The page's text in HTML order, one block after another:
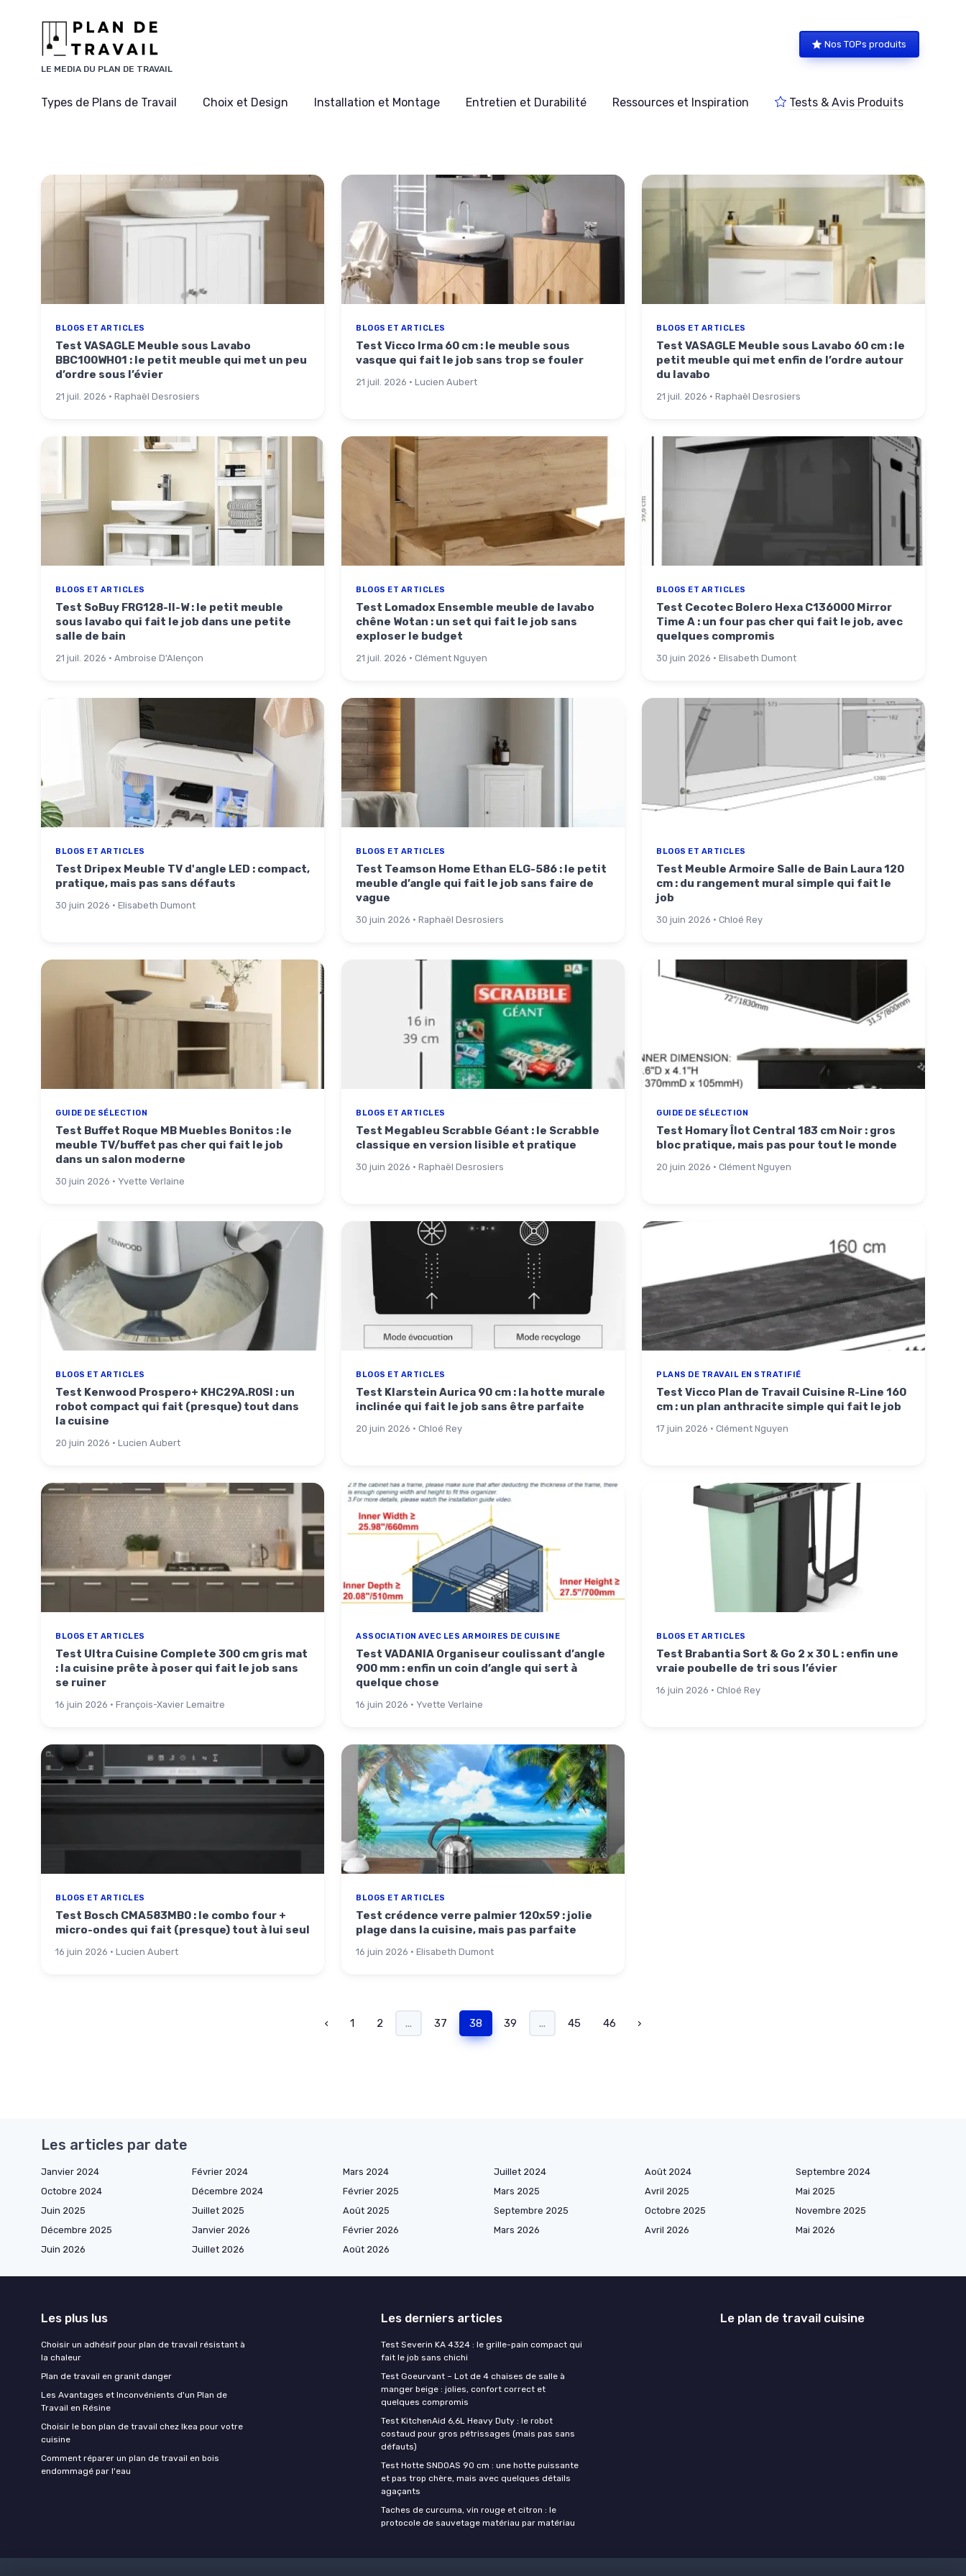
LE MEDIA DU PLAN DE TRAVAIL
Nos TOPs produits
Types de Plans de Travail Choix et Design Installation et Montage Entretien et Durabilité Ressources et Inspiration Tests & Avis Produits
BLOGS ET ARTICLES
Test VASAGLE Meuble sous Lavabo
BBC100WH01 : le petit meuble qui met un peu
d’ordre sous l’évier
21 juil. 2026 · Raphaël Desrosiers
BLOGS ET ARTICLES
Test Vicco Irma 60 cm : le meuble sous
vasque qui fait le job sans trop se fouler
21 juil. 2026 · Lucien Aubert
BLOGS ET ARTICLES
Test VASAGLE Meuble sous Lavabo 60 cm : le
petit meuble qui met enfin de l’ordre autour
du lavabo
21 juil. 2026 · Raphaël Desrosiers
BLOGS ET ARTICLES
Test SoBuy FRG128-II-W : le petit meuble
sous lavabo qui fait le job dans une petite
salle de bain
21 juil. 2026 · Ambroise D'Alençon
BLOGS ET ARTICLES
Test Lomadox Ensemble meuble de lavabo
chêne Wotan : un set qui fait le job sans
exploser le budget
21 juil. 2026 · Clément Nguyen
BLOGS ET ARTICLES
Test Cecotec Bolero Hexa C136000 Mirror
Time A : un four pas cher qui fait le job, avec
quelques compromis
30 juin 2026 · Elisabeth Dumont
BLOGS ET ARTICLES
Test Dripex Meuble TV d'angle LED : compact,
pratique, mais pas sans défauts
30 juin 2026 · Elisabeth Dumont
BLOGS ET ARTICLES
Test Teamson Home Ethan ELG-586 : le petit
meuble d’angle qui fait le job sans faire de
vague
30 juin 2026 · Raphaël Desrosiers
BLOGS ET ARTICLES
Test Meuble Armoire Salle de Bain Laura 120
cm : du rangement mural simple qui fait le
job
30 juin 2026 · Chloé Rey
GUIDE DE SÉLECTION
Test Buffet Roque MB Muebles Bonitos : le
meuble TV/buffet pas cher qui fait le job
dans un salon moderne
30 juin 2026 · Yvette Verlaine
BLOGS ET ARTICLES
Test Megableu Scrabble Géant : le Scrabble
classique en version lisible et pratique
30 juin 2026 · Raphaël Desrosiers
GUIDE DE SÉLECTION
Test Homary Îlot Central 183 cm Noir : gros
bloc pratique, mais pas pour tout le monde
20 juin 2026 · Clément Nguyen
BLOGS ET ARTICLES
Test Kenwood Prospero+ KHC29A.R0SI : un
robot compact qui fait (presque) tout dans
la cuisine
20 juin 2026 · Lucien Aubert
BLOGS ET ARTICLES
Test Klarstein Aurica 90 cm : la hotte murale
inclinée qui fait le job sans être parfaite
20 juin 2026 · Chloé Rey
PLANS DE TRAVAIL EN STRATIFIÉ
Test Vicco Plan de Travail Cuisine R-Line 160
cm : un plan anthracite simple qui fait le job
17 juin 2026 · Clément Nguyen
BLOGS ET ARTICLES
Test Ultra Cuisine Complete 300 cm gris mat
: la cuisine prête à poser qui fait le job sans
se ruiner
16 juin 2026 · François-Xavier Lemaitre
ASSOCIATION AVEC LES ARMOIRES DE CUISINE
Test VADANIA Organiseur coulissant d’angle
900 mm : enfin un coin d’angle qui sert à
quelque chose
16 juin 2026 · Yvette Verlaine
BLOGS ET ARTICLES
Test Brabantia Sort & Go 2 x 30 L : enfin une
vraie poubelle de tri sous l’évier
16 juin 2026 · Chloé Rey
BLOGS ET ARTICLES
Test Bosch CMA583MB0 : le combo four +
micro-ondes qui fait (presque) tout à lui seul
16 juin 2026 · Lucien Aubert
BLOGS ET ARTICLES
Test crédence verre palmier 120x59 : jolie
plage dans la cuisine, mais pas parfaite
16 juin 2026 · Elisabeth Dumont
‹ 1 2 ... 37 38 39 ... 45 46 ›
Les articles par date
Janvier 2024 Février 2024 Mars 2024 Juillet 2024 Août 2024
Septembre 2024
Octobre 2024
Décembre 2024 Février 2025 Mars 2025 Avril 2025
Mai 2025
Juin 2025
Juillet 2025 Août 2025 Septembre 2025 Octobre 2025
Novembre 2025
Décembre 2025
Janvier 2026 Février 2026 Mars 2026 Avril 2026
Mai 2026
Juin 2026
Juillet 2026 Août 2026
Les plus lus
Choisir un adhésif pour plan de travail résistant à
la chaleur
Plan de travail en granit danger
Les Avantages et Inconvénients d'un Plan de
Travail en Résine
Choisir le bon plan de travail chez Ikea pour votre
cuisine
Comment réparer un plan de travail en bois
endommagé par l'eau
Les derniers articles
Test Severin KA 4324 : le grille-pain compact qui
fait le job sans chichi
Test Goeurvant – Lot de 4 chaises de salle à
manger beige : jolies, confort correct et
quelques compromis
Test KitchenAid 6,6L Heavy Duty : le robot
costaud pour gros pétrissages (mais pas sans
défauts)
Test Hotte SNDOAS 90 cm : une hotte puissante
et pas trop chère, mais avec quelques détails
agaçants
Taches de curcuma, vin rouge et citron : le
protocole de sauvetage matériau par matériau
Le plan de travail cuisine